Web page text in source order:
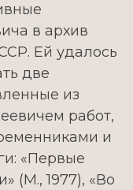
в архив
Ей удалось
две
из
работ,
и
«Первые
(М., 1977), «Во